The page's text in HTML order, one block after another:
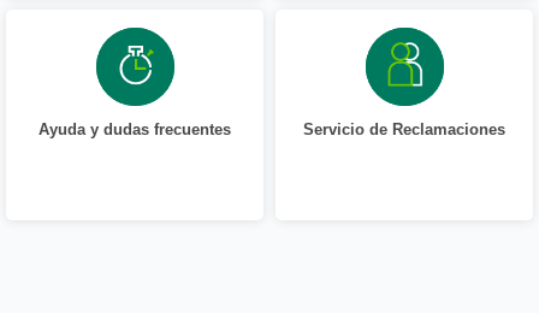
Ayuda y dudas frecuentes Servicio de Reclamaciones